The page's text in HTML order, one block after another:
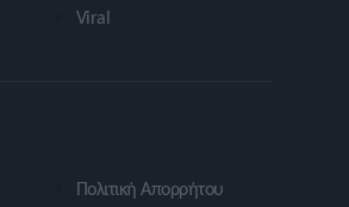
Viral
Πολιτική Απορρήτου